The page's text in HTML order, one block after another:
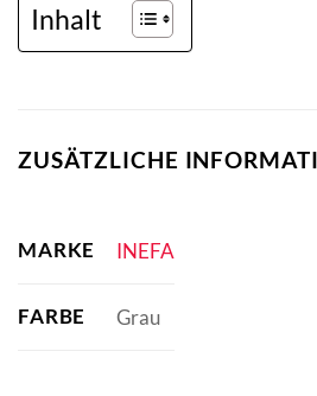
Inhalt
ZUSÄTZLICHE
MARKE INEFA
FARBE Grau